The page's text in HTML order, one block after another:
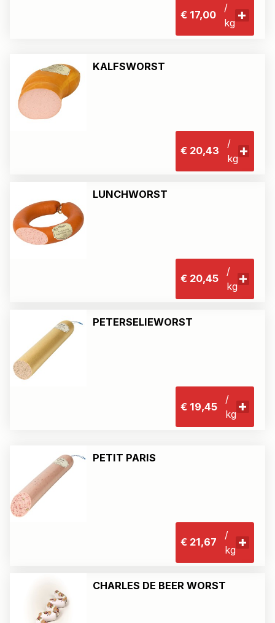
€ 17,00
/
kg
KALFSWORST
€ 20,43
/
kg
LUNCHWORST
€ 20,45
/
kg
PETERSELIEWORST
€ 19,45
/
kg
PETIT PARIS
€ 21,67
/
kg
CHARLES DE BEER WORST